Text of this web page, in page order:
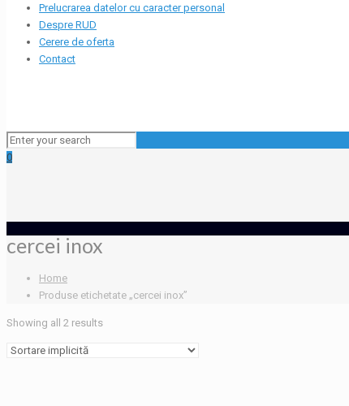
Prelucrarea datelor cu caracter personal
Despre RUD
Cerere de oferta
Contact
0
cercei inox
Home
Produse etichetate „cercei inox”
Showing all 2 results